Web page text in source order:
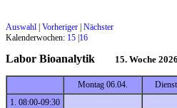
Auswahl Vorheriger Nächster
Kalenderwochen: 15 16
Labor Bioanalytik 15. Woche 2026
Montag 06.04.
1. 08:00-09:30